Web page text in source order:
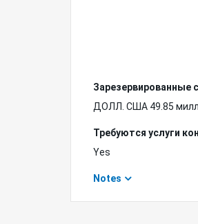
Зарезервированные
ДОЛЛ. США 49.85
Требуются услуги
Yes
Notes